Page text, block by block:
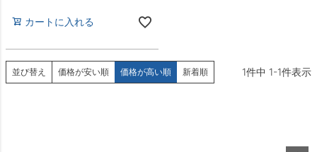
カートに入れる
並び替え 価格が安い順 価格が高い順 新着順 1件中 1-1件表示